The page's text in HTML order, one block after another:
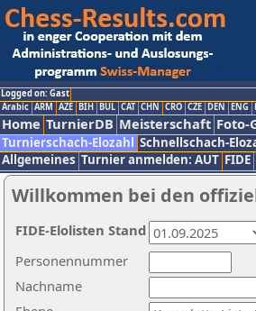
Logged on: Gast
Arabic ARM AZE BIH BUL CAT CHN CRO CZE DEN ENG
Home TurnierDB Meisterschaft Foto-
Turnierschach-Elozahl Schnellschach-
Allgemeines Turnier anmelden: AUT FIDE
Willkommen bei den
Nachname
Personennummer
FIDE-Elolisten Stand